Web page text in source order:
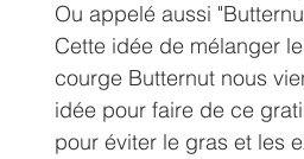
Ou appelé aussi
Cette idée de mélanger
courge Butternut nous
idée pour faire de ce
pour éviter le gras et les